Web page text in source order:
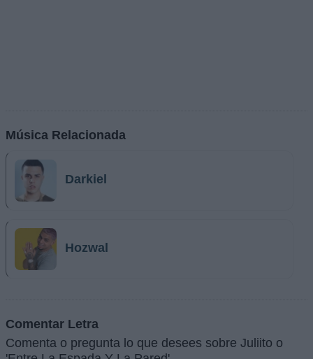
Música Relacionada
Darkiel
Hozwal
Comentar Letra
Comenta o pregunta lo que desees sobre Juliito o